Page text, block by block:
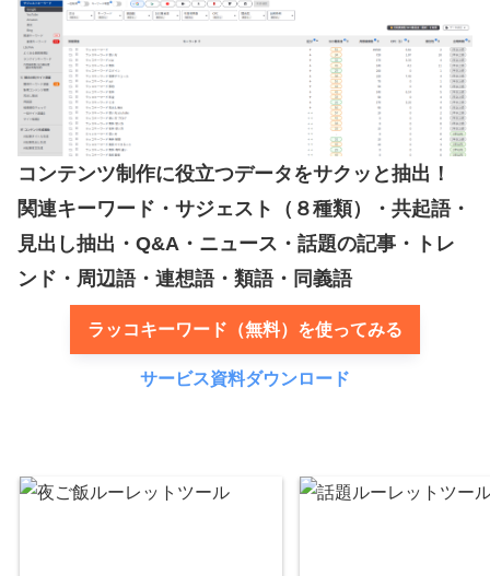
コンテンツ制作に役立つデータをサクッと抽出！
関連キーワード・サジェスト（８種類）・共起語・
見出し抽出・Q&A・ニュース・話題の記事・トレ
ンド・周辺語・連想語・類語・同義語
ラッコキーワード（無料）を使ってみる
サービス資料ダウンロード